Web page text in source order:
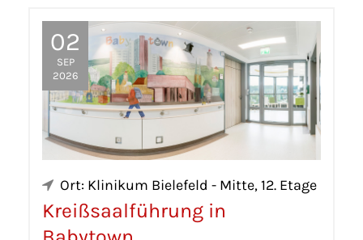
02
SEP
2026
Ort: Klinikum Bielefeld - Mitte, 12. Etage
Kreißsaalführung in